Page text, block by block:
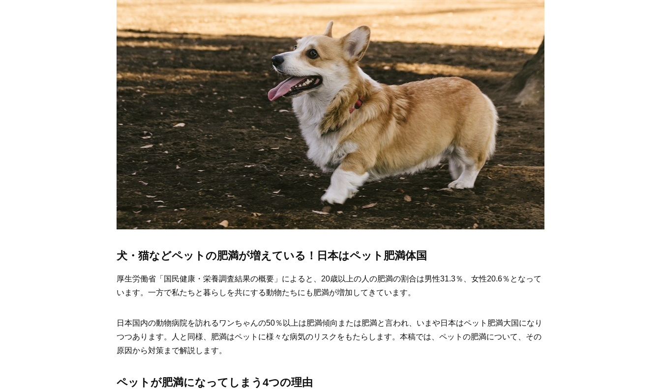
犬・猫などペットの肥満が増えている！日本はペット肥満体国
厚生労働省「国民健康・栄養調査結果の概要」によると、20歳以上の人の肥満の割合は男性31.3％、女性20.6％となって
います。一方で私たちと暮らしを共にする動物たちにも肥満が増加してきています。
日本国内の動物病院を訪れるワンちゃんの50％以上は肥満傾向または肥満と言われ、いまや日本はペット肥満大国になり
つつあります。人と同様、肥満はペットに様々な病気のリスクをもたらします。本稿では、ペットの肥満について、その
原因から対策まで解説します。
ペットが肥満になってしまう4つの理由